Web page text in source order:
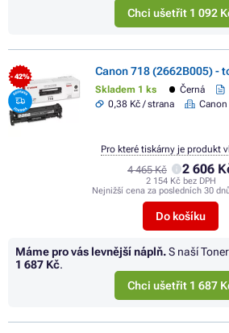
Chci ušetřit 1 092
- 42% Canon 718 (2662B005) -
Skladem 1 ks Černá
0,38 Kč / strana
Canon
4 465 Kč 2 606
2 154 Kč bez DPH
Nejnižší cena za posledních 30
Do košíku
Pro které tiskárny je produkt
Máme pro vás levnější náplň.S naší
1 687 Kč.
Chci ušetřit 1 687